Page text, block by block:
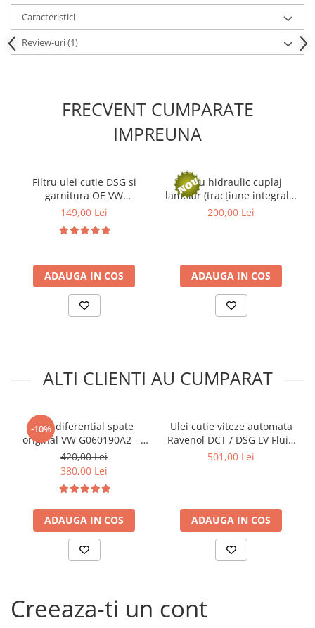
Kit lant distributie
Curea distributie
Pompa apa
Curea transmisie
Bielete directie
Cap de bara
Amortizor portbagaj/hayon
Suspensie
► Accesorii auto
■ Tavite auto portbagaj
■ Covorase/presuri auto
■ Becuri auto
■ Accesorii auto interior
■ Accesorii auto exterior
■ Intretinere auto
■ Electrice auto
■ Electrice
■ Truse si scule de mana
Caracteristici
Review-uri(1)
FRECVENT CUMPARATE
IMPREUNA
Filtru ulei cutie DSG si
garnitura OE VW
02E305051C + N91084501
149,00 Lei
ADAUGA IN COS
Filtru hidraulic cuplaj
lamelar (tracțiune integrală)
haldex FEBI BILSTEIN
200,00 Lei
ADAUGA IN COS
ALTI CLIENTI AU CUMPARAT
-10%
Ulei diferential spate
original VW G060190A2 - 1
Litru
420,00 Lei
380,00 Lei
ADAUGA IN COS
Ulei cutie viteze automata
Ravenol DCT / DSG LV Fluid
- 4 Litri
501,00 Lei
ADAUGA IN COS
Creeaza-ti un cont